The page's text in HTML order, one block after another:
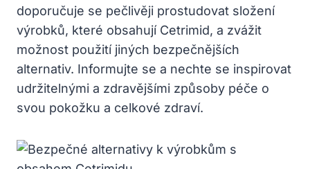
doporučuje se pečlivěji prostudovat složení
výrobků, které obsahují Cetrimid, a zvážit
možnost použití jiných bezpečnějších
alternativ. Informujte se a nechte se inspirovat
udržitelnými a zdravějšími způsoby péče o
svou pokožku a celkové zdraví.